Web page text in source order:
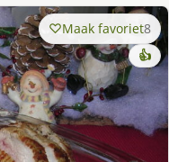
Maak favoriet8
👍